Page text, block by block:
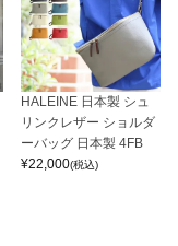
HALEINE 日本製 シュ
リンクレザー ショルダ
ーバッグ 日本製 4FB
¥22,000(税込)